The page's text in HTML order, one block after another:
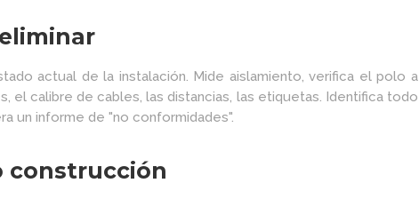
actual de la instalación. Mide aislamiento, verifica el polo a
el calibre de cables, las distancias, las etiquetas. Identifica todo
un informe de "no conformidades".
construcción